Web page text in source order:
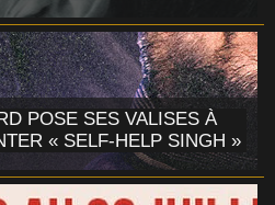
POSE SES VALISES À
« SELF-HELP SINGH »